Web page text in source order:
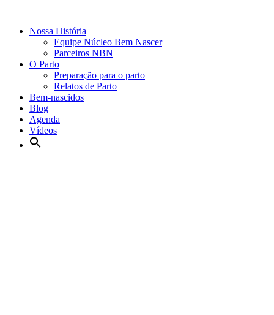
Nossa História
Equipe Núcleo Bem Nascer
Parceiros NBN
O Parto
Preparação para o parto
Relatos de Parto
Bem-nascidos
Blog
Agenda
Vídeos